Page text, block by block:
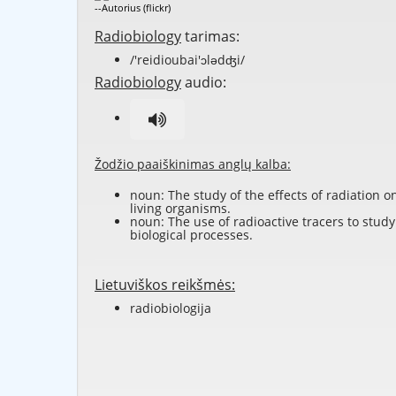
--Autorius (flickr)
Radiobiologytarimas:
/'reidioubai'ɔlədʤi/
Radiobiologyaudio:
Žodžio paaiškinimas anglų kalba:
noun: The study of the effects of radiation
living organisms.
noun: The use of radioactive tracers to study
biological processes.
Lietuviškos reikšmės:
radiobiologija